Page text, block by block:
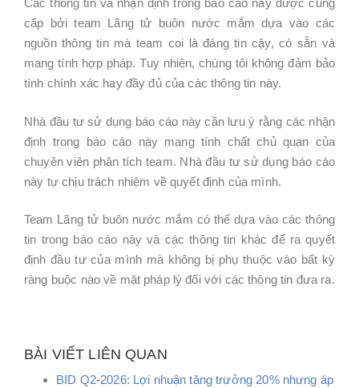
Các thông tin và nhận định trong báo cáo này được cung
cấp bởi team Lãng tử buôn nước mắm dựa vào các
nguồn thông tin mà team coi là đáng tin cậy, có sẵn và
mang tính hợp pháp. Tuy nhiên, chúng tôi không đảm bảo
tính chính xác hay đầy đủ của các thông tin này.
Nhà đầu tư sử dụng báo cáo này cần lưu ý rằng các nhận
định trong báo cáo này mang tính chất chủ quan của
chuyên viên phân tích team. Nhà đầu tư sử dụng báo cáo
này tự chịu trách nhiệm về quyết định của mình.
Team Lãng tử buôn nước mắm có thể dựa vào các thông
tin trong báo cáo này và các thông tin khác để ra quyết
định đầu tư của mình mà không bị phụ thuộc vào bất kỳ
ràng buộc nào về mặt pháp lý đối với các thông tin đưa ra.
BÀI VIẾT LIÊN QUAN
BID Q2-2026: Lợi nhuận tăng trưởng 20% nhưng áp